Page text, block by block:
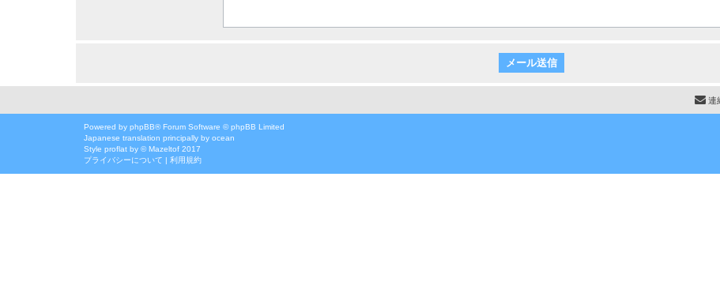
連
Powered by phpBB® Forum Software © phpBB Limited
Japanese translation principally by ocean
Style proflat by ©Mazeltof 2017
プライバシーについて | 利用規約